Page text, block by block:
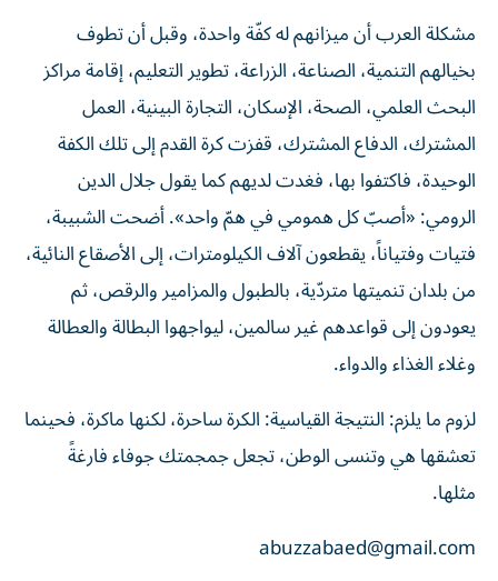
مشكلة العرب أن ميزانهم له كفّة واحدة، وقبل أن تطوف
بخيالهم التنمية، الصناعة، الزراعة، تطوير التعليم، إقامة مراكز
البحث العلمي، الصحة، الإسكان، التجارة البينية، العمل
المشترك، الدفاع المشترك، قفزت كرة القدم إلى تلك الكفة
الوحيدة، فاكتفوا بها، فغدت لديهم كما يقول جلال الدين
الرومي: «أصبّ كل همومي في همّ واحد». أضحت الشبيبة،
فتيات وفتياناً، يقطعون آلاف الكيلومترات، إلى الأصقاع النائية،
من بلدان تنميتها متردّية، بالطبول والمزامير والرقص، ثم
يعودون إلى قواعدهم غير سالمين، ليواجهوا البطالة والعطالة
وغلاء الغذاء والدواء.
لزوم ما يلزم: النتيجة القياسية: الكرة ساحرة، لكنها ماكرة، فحينما
تعشقها هي وتنسى الوطن، تجعل جمجمتك جوفاء فارغةً
مثلها.
abuzzabaed@gmail.com